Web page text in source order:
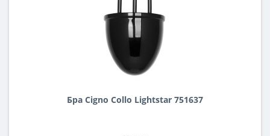
Бра Cigno Collo Lightstar 751637